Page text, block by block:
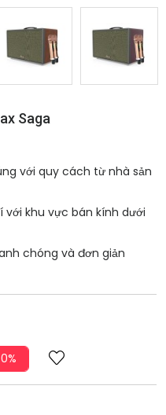
Saga
với quy cách từ nhà sản
khu vực bán kính dưới
chóng và đơn giản